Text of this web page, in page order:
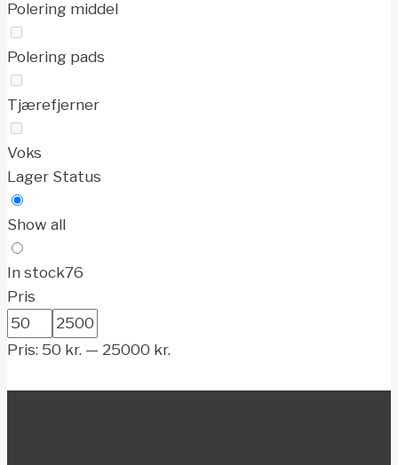
Polering middel
Polering pads
Tjærefjerner
Voks
Lager Status
Show all
In stock76
Pris
Pris: 50 kr. — 25000 kr.